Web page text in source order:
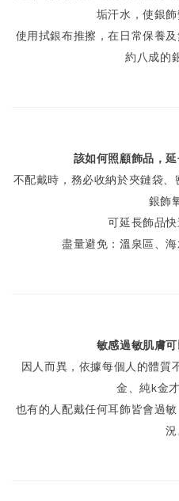
垢汗水，使銀飾
使用拭銀布推擦，在日常保養
約八成的
該如何照顧飾品，
不配戴時，務必收納於夾鏈袋、
銀飾
可延長飾品快
盡量避免：溫泉區、海
敏感過敏肌膚
因人而異，依據每個人的體質
金、純k金
也有的人配戴任何耳飾皆會過
況